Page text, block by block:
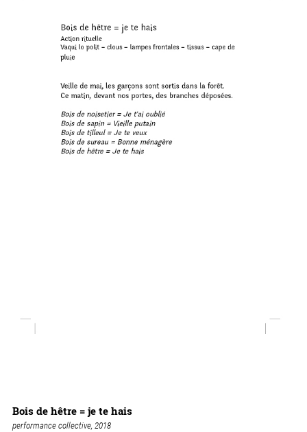
Bois de hêtre = je te hais
performance collective, 2018